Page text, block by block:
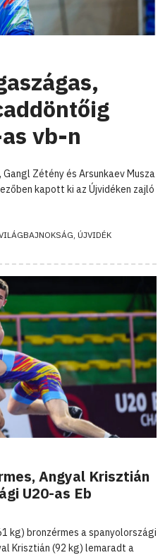
vb-n
Zétény és Arsunkaev Musza
kapott ki az Újvidéken zajló
ÚJVIDÉK
Angyal Krisztián
U20-as Eb
kg) bronzérmes a spanyolországi
Krisztián (92 kg) lemaradt a